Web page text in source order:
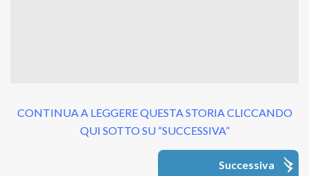
CONTINUA A LEGGERE QUESTA STORIA CLICCANDO
QUI SOTTO SU “SUCCESSIVA”
Successiva